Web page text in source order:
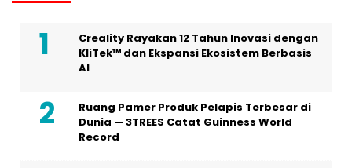
Creality Rayakan 12 Tahun Inovasi dengan
KliTek™ dan Ekspansi Ekosistem Berbasis
AI
Ruang Pamer Produk Pelapis Terbesar di
Dunia — 3TREES Catat Guinness World
Record